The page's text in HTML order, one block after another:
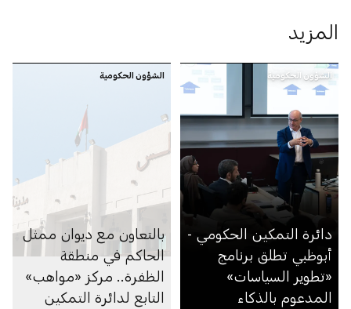
المزيد
الشؤون الحكومية
دائرة التمكين الحكومي -
أبوظبي تطلق برنامج
«تطوير السياسات»
المدعوم بالذكاء
الشؤون الحكومية
بالتعاون مع ديوان ممثل
الحاكم في منطقة
الظفرة.. مركز «مواهب»
التابع لدائرة التمكين